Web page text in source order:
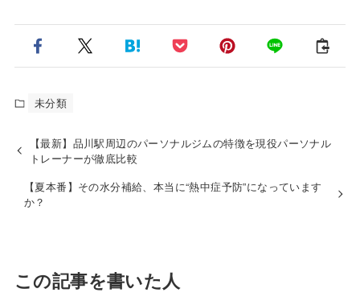
未分類
【最新】品川駅周辺のパーソナルジムの特徴を現役パーソナル
トレーナーが徹底比較
【夏本番】その水分補給、本当に“熱中症予防”になっています
か？
この記事を書いた人